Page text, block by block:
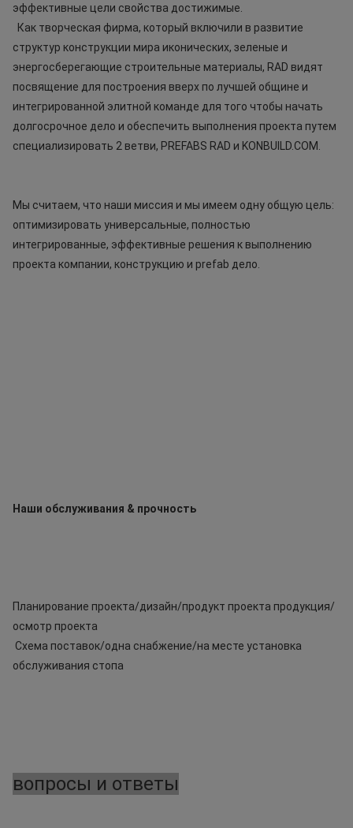
эффективные цели свойства достижимые.
Как творческая фирма, который включили в развитие
структур конструкции мира иконических, зеленые и
энергосберегающие строительные материалы, RAD видят
посвящение для построения вверх по лучшей общине и
интегрированной элитной команде для того чтобы начать
долгосрочное дело и обеспечить выполнения проекта путем
специализировать 2 ветви, PREFABS RAD и KONBUILD.COM.
Мы считаем, что наши миссия и мы имеем одну общую цель:
оптимизировать универсальные, полностью
интегрированные, эффективные решения к выполнению
проекта компании, конструкцию и prefab дело.
Наши обслуживания & прочность
Планирование проекта/дизайн/продукт проекта продукция/
обслуживания стопа
вопросы и ответы